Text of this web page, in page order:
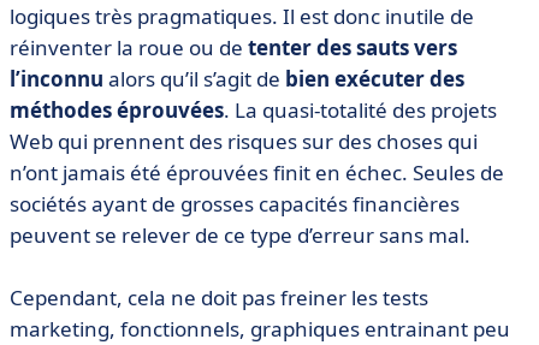
logiques très pragmatiques. Il est donc inutile de
réinventer la roue ou de tenter des sauts vers
l’inconnu alors qu’il s’agit de bien exécuter des
méthodes éprouvées. La quasi-totalité des projets
Web qui prennent des risques sur des choses qui
n’ont jamais été éprouvées finit en échec. Seules de
sociétés ayant de grosses capacités financières
peuvent se relever de ce type d’erreur sans mal.
Cependant, cela ne doit pas freiner les tests
marketing, fonctionnels, graphiques entrainant peu